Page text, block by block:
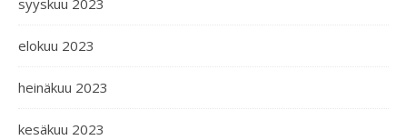
syyskuu 2023
elokuu 2023
heinäkuu 2023
kesäkuu 2023